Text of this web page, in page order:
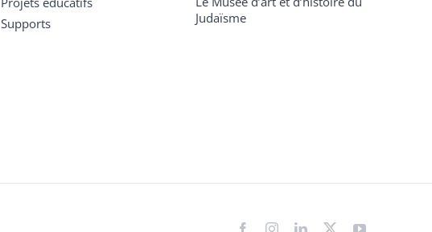
Supports
Judaïsme
FacebookInstagramLinkedIn
X YouTube